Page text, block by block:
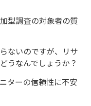
型調査の対象者の質
ないのですが、リサ
うなんでしょうか？
ターの信頼性に不安